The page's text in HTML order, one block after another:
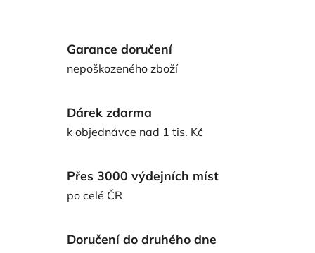
Garance doručení
nepoškozeného zboží
Dárek zdarma
k objednávce nad 1 tis. Kč
Přes 3000 výdejních míst
po celé ČR
Doručení do druhého dne